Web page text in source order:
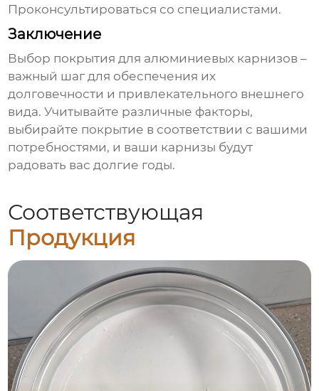
Проконсультироваться со специалистами.
Заключение
Выбор покрытия для алюминиевых карнизов –
важный шаг для обеспечения их
долговечности и привлекательного внешнего
вида. Учитывайте различные факторы,
выбирайте покрытие в соответствии с вашими
потребностями, и ваши карнизы будут
радовать вас долгие годы.
Соответствующая
Продукция